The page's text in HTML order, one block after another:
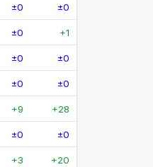
±0 ±0
±0 +1
±0 ±0
±0 ±0
+9 +28
±0 ±0
+3 +20